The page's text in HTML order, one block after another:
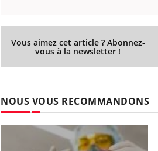
Vous aimez cet article ? Abonnez-
vous à la newsletter !
NOUS VOUS RECOMMANDONS